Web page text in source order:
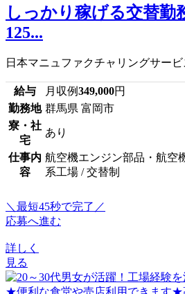
しっかり稼げる交替勤
125...
日本マニュファクチャリングサー
給与 月収例349,000円
勤務地 群馬県 富岡市
寮・社
宅
あり
仕事内
容
航空機エンジン部品・航空
系工場 / 交替制
＼最短45秒で完了／
応募へ進む
詳しく
見る